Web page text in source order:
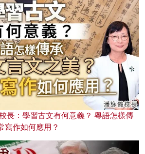
長：學習古文有何意義？ 粵語怎樣傳
寫作如何應用？